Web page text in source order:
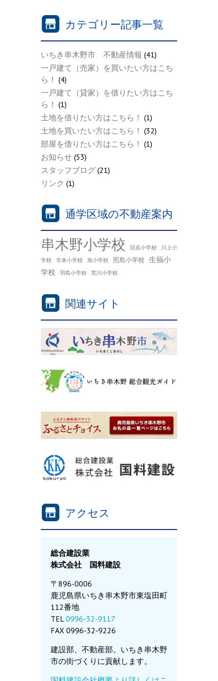
カテゴリー記事一覧
いちき串木野市 不動産情報 (41)
一戸建て（売家）を買いたい方はこち
ら！ (4)
一戸建て（貸家）を借りたい方はこち
ら！ (1)
土地を借りたい方はこちら！ (1)
土地を買いたい方はこちら！ (32)
部屋を借りたい方はこちら！ (1)
お知らせ (53)
スタッフブログ (21)
リンク (1)
通学区域の不動産案内
串木野小学校 冠岳小学校
川上小
学校
市来小学校 旭小学校 照島小学校 生福小
学校
羽島小学校 荒川小学校
関連サイト
アクセス
総合建設業
株式会社 国料建設
〒896-0006
鹿児島県いちき串木野市東塩田町
112番地
TEL 0996-32-9117
FAX 0996-32-9226
建設部、不動産部。いちき串木野
市の街づくりに貢献します。